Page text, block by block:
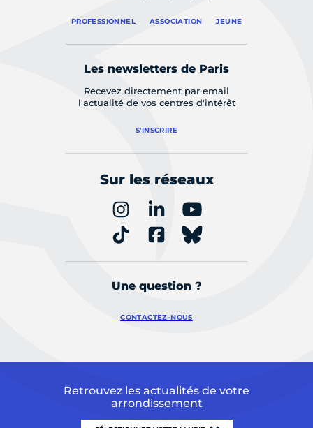
PROFESSIONNEL ASSOCIATION JEUNE
Les newsletters de Paris
Recevez directement par email
l'actualité de vos centres d'intérêt
S'INSCRIRE
Sur les réseaux
Une question ?
CONTACTEZ-NOUS
Retrouvez les actualités de votre
arrondissement